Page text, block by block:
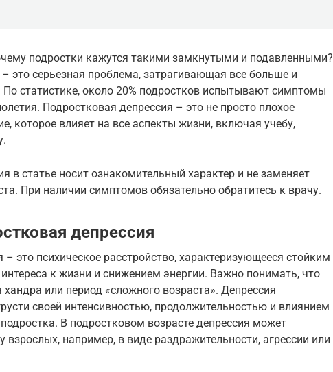
подростки кажутся такими замкнутыми и подавленными?
это серьезная проблема, затрагивающая все больше и
статистике, около 20% подростков испытывают симптомы
Подростковая депрессия – это не просто плохое
которое влияет на все аспекты жизни, включая учебу,
статье носит ознакомительный характер и не заменяет
При наличии симптомов обязательно обратитесь к врачу.
депрессия
– это психическое расстройство, характеризующееся стойким
интереса к жизни и снижением энергии. Важно понимать, что
или период «сложного возраста». Депрессия
своей интенсивностью, продолжительностью и влиянием
В подростковом возрасте депрессия может
взрослых, например, в виде раздражительности, агрессии или